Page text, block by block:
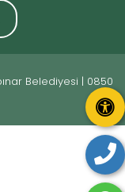
Belediyesi | 0850